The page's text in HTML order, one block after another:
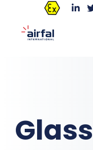
contenido